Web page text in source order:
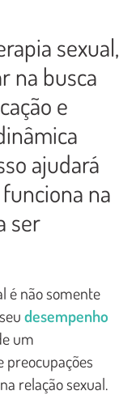
sexual,
na busca
e
ajudará
na
ser
é não somente
desempenho
um
preocupações
relação sexual.